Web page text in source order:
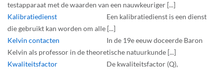
testapparaat met de waarden van een nauwkeuriger [...]
Kalibratiedienst
Een kalibratiedienst is een dienst
die gebruikt kan worden om alle [...]
Kelvin contacten
In de 19e eeuw doceerde Baron
Kelvin als professor in de theoretische natuurkunde [...]
Kwaliteitsfactor
De kwaliteitsfactor (Q),